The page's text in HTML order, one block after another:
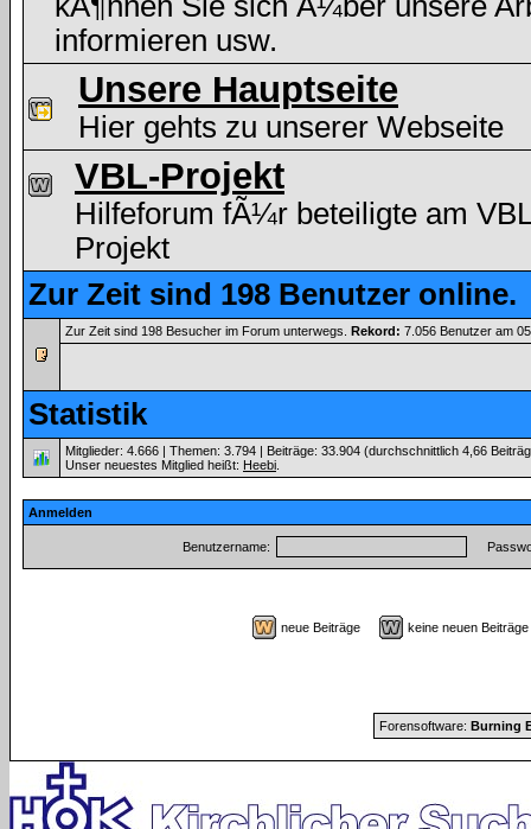
informieren usw.
Unsere Hauptseite
Hier gehts zu unserer Webseite
VBL-Projekt
Hilfeforum fÃ¼r beteiligte am
Projekt
Zur Zeit sind 198 Benutzer online.
Zur Zeit sind 198 Besucher im Forum unterwegs. Rekord: 7.056 Benutzer am
Statistik
Mitglieder: 4.666 | Themen: 3.794 | Beiträge: 33.904 (durchschnittlich 4,66
Unser neuestes Mitglied heißt: Heebi
Anmelden
Benutzername:
neue Beiträge keine neuen
Forensoftware: Burning